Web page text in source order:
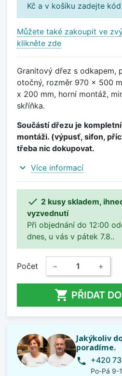
Kč a v košíku zadejte kód
Můžete také zakoupit ve
klikněte zde
Granitový dřez s odkapem,
otočný, rozměr 970 x 500
x 200 mm, horní montáž,
skříňka.
Součástí dřezu je
montáži. (výpusť, sifon,
třeba nic dokupovat.
expand_more Více informací
 2 kusy skladem,
vyzvednutí
Při objednání do 12:00
dnes, u vás v pátek 7.8..
Počet − +
 PŘIDAT
Jakýkoliv
poradíme.
phone +420
Po-Pá 9-